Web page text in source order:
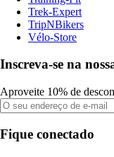
Trek-Expert
TripNBikers
Vélo-Store
Inscreva-se na
Aproveite 10% de
Fique conectado